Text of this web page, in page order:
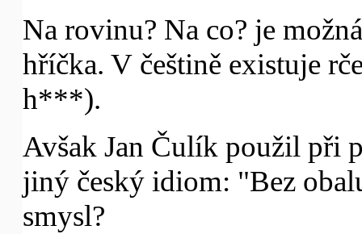
Na rovinu? Na co? je
hříčka. V češtině existuje
h***).
Avšak Jan Čulík použil při
jiný český idiom: "Bez
smysl?